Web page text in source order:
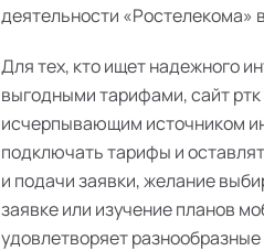
деятельности «Ростелекома»
Для тех, кто ищет надежного
выгодными тарифами, сайт
исчерпывающим источником
подключать тарифы и
и подачи заявки, желание
заявке или изучение планов
удовлетворяет